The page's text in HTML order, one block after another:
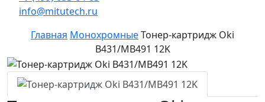
info@mitutech.ru
Главная МонохромныеТонер-картридж Oki
B431/MB491 12K